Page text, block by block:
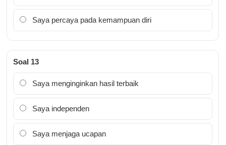
Saya percaya pada kemampuan diri
Soal 13
Saya menginginkan hasil terbaik
Saya independen
Saya menjaga ucapan